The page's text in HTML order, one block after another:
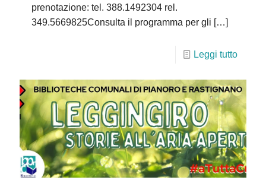
prenotazione: tel. 388.1492304 rel.
349.5669825Consulta il programma per gli […]
Leggi tutto